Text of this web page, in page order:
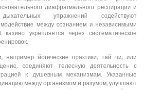
диафрагмального респирации и
упражнений содействуют
между сознанием и независимыми
укрепляется через систематическое
например йогические практики, тай чи, или
соединяют телесную деятельность с
к душевным механизмам. Указанные
между организмом и разумом, улучшают